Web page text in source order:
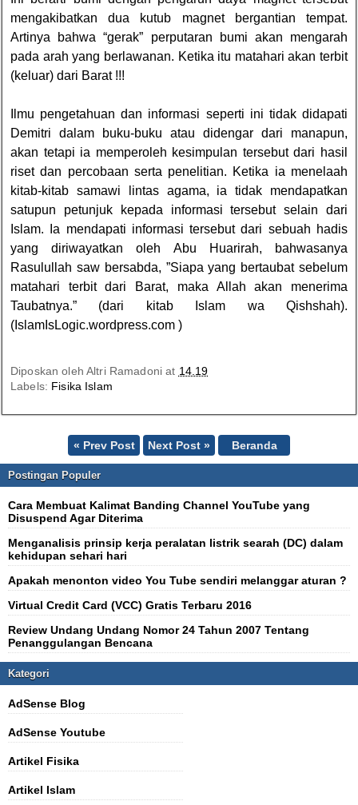
mengakibatkan dua kutub magnet bergantian tempat.
Artinya bahwa “gerak” perputaran bumi akan mengarah
pada arah yang berlawanan. Ketika itu matahari akan terbit
(keluar) dari Barat !!!
Ilmu pengetahuan dan informasi seperti ini tidak didapati
Demitri dalam buku-buku atau didengar dari manapun,
akan tetapi ia memperoleh kesimpulan tersebut dari hasil
riset dan percobaan serta penelitian. Ketika ia menelaah
kitab-kitab samawi lintas agama, ia tidak mendapatkan
satupun petunjuk kepada informasi tersebut selain dari
Islam. Ia mendapati informasi tersebut dari sebuah hadis
yang diriwayatkan oleh Abu Huarirah, bahwasanya
Rasulullah saw bersabda, ”Siapa yang bertaubat sebelum
matahari terbit dari Barat, maka Allah akan menerima
Taubatnya.” (dari kitab Islam wa Qishshah).
(IslamIsLogic.wordpress.com )
Diposkan oleh Altri Ramadoni at 14.19
Labels: Fisika Islam
« Prev Post Next Post » Beranda
Postingan Populer
Cara Membuat Kalimat Banding Channel YouTube yang
Disuspend Agar Diterima
Menganalisis prinsip kerja peralatan listrik searah (DC) dalam
kehidupan sehari hari
Apakah menonton video You Tube sendiri melanggar aturan ?
Virtual Credit Card (VCC) Gratis Terbaru 2016
Review Undang Undang Nomor 24 Tahun 2007 Tentang
Penanggulangan Bencana
Kategori
AdSense Blog
AdSense Youtube
Artikel Fisika
Artikel Islam